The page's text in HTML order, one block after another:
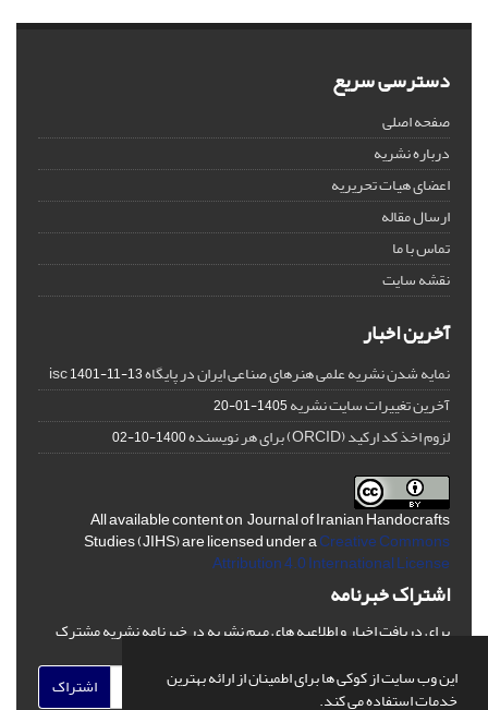
این وب سایت از کوکی ها برای اطمینان از ارائه بهترین
خدمات استفاده می کند.
دسترسی سریع
صفحه اصلی
درباره نشریه
اعضای هیات تحریریه
ارسال مقاله
تماس با ما
نقشه سایت
آخرین اخبار
نمایه شدن نشریه علمی هنرهای صناعی ایران در پایگاه isc1401-11-13
آخرین تغییرات سایت نشریه1405-01-20
لزوم اخذ کد ارکید (ORCID) برای هر نویسنده 1400-10-02
All available content on Journal of Iranian Handocrafts
Studies (JIHS) are licensed under aCreative Commons
Attribution 4.0 International License
اشتراک خبرنامه
برای دریافت اخبار و اطلاعیه های مهم نشریه در خبرنامه نشریه مشترک
اشتراک